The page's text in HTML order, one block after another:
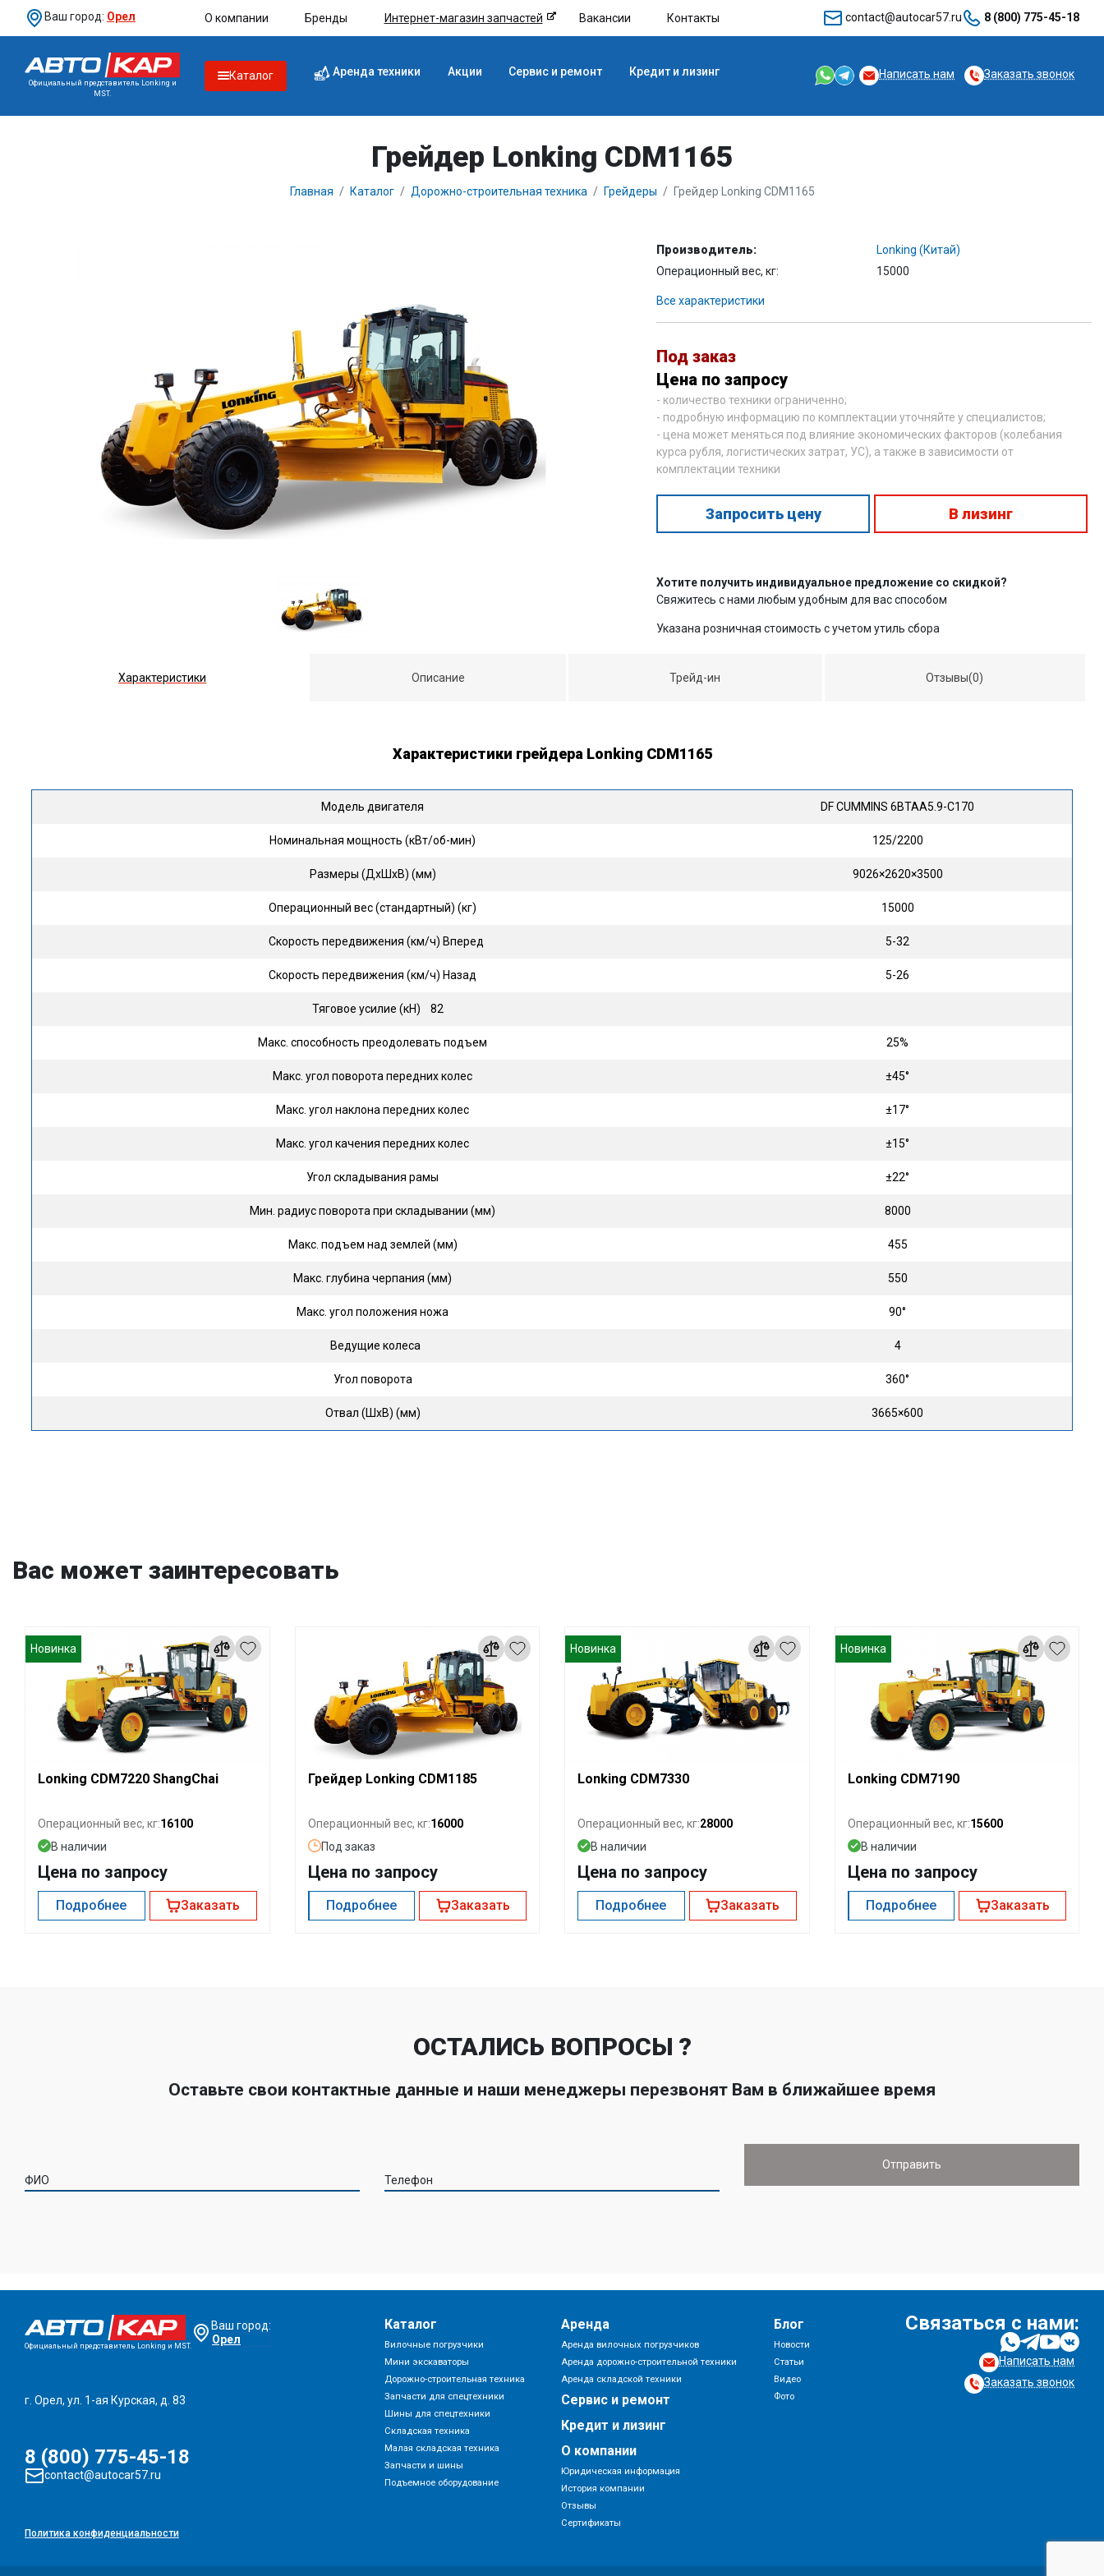
Ваш город: Орел О компании Бренды Интернет-магазин запчастей Вакансии Контакты contact@autocar57.ru 8 (800) 775-45-18
Официальный представитель Lonking и
MST.
Каталог Аренда техники Акции Сервис и ремонт Кредит и лизинг Написать нам Заказать звонок
Грейдер Lonking CDM1165
Главная Каталог Дорожно-строительная техника Грейдеры Грейдер Lonking CDM1165
Производитель:
Lonking (Китай)
Операционный вес, кг:
15000
Все характеристики
Под заказ
Цена по запросу
- количество техники ограниченно;
- подробную информацию по комплектации уточняйте у специалистов;
- цена может меняться под влияние экономических факторов (колебания
курса рубля, логистических затрат, УС), а также в зависимости от
комплектации техники
Запросить цену В лизинг
Хотите получить индивидуальное предложение со скидкой?
Свяжитесь с нами любым удобным для вас способом
Указана розничная стоимость с учетом утиль сбора
Характеристики Описание Трейд-ин Отзывы(0)
Характеристики грейдера Lonking CDM1165
Модель двигателя DF CUMMINS 6BTAA5.9-C170
Номинальная мощность (кВт/об-мин) 125/2200
Размеры (ДхШхВ) (мм) 9026×2620×3500
Операционный вес (стандартный) (кг) 15000
Скорость передвижения (км/ч) Вперед 5-32
Скорость передвижения (км/ч) Назад 5-26
Тяговое усилие (кН) 82
Макс. способность преодолевать подъем 25%
Макс. угол поворота передних колес ±45°
Макс. угол наклона передних колес ±17°
Макс. угол качения передних колес ±15°
Угол складывания рамы ±22°
Мин. радиус поворота при складывании (мм) 8000
Макс. подъем над землей (мм) 455
Макс. глубина черпания (мм) 550
Макс. угол положения ножа 90°
Ведущие колеса 4
Угол поворота 360°
Отвал (ШхВ) (мм) 3665×600
Вас может заинтересовать
Новинка
Lonking CDM7220 ShangChai
Операционный вес, кг:16100
В наличии
Цена по запросу
Подробнее Заказать
Грейдер Lonking CDM1185
Операционный вес, кг:16000
Под заказ
Цена по запросу
Подробнее Заказать
Новинка
Lonking CDM7330
Операционный вес, кг:28000
В наличии
Цена по запросу
Подробнее Заказать
Новинка
Lonking CDM7190
Операционный вес, кг:15600
В наличии
Цена по запросу
Подробнее Заказать
ОСТАЛИСЬ ВОПРОСЫ ?
Оставьте свои контактные данные и наши менеджеры перезвонят Вам в ближайшее время
ФИО Телефон
Официальный представитель Lonking и MST.
Ваш город:
Орел
г. Орел, ул. 1-ая Курская, д. 83
8 (800) 775-45-18
contact@autocar57.ru
Политика конфиденциальности
Каталог
Вилочные погрузчики
Мини экскаваторы
Дорожно-строительная техника
Запчасти для спецтехники
Шины для спецтехники
Складская техника
Малая складская техника
Запчасти и шины
Подъемное оборудование
Аренда
Аренда вилочных погрузчиков
Аренда дорожно-строительной техники
Аренда складской техники
Сервис и ремонт
Кредит и лизинг
О компании
Юридическая информация
История компании
Отзывы
Сертификаты
Блог
Новости
Статьи
Видео
Фото
Связаться с нами:
Написать нам
Заказать звонок